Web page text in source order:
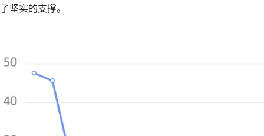
了坚实的支撑。